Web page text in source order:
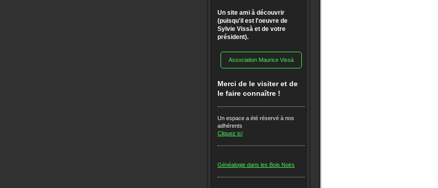
Un site ami à découvrir
(puisqu'il est l'oeuvre de
Sylvie Vissà et de votre
président).
Association Maurice Vissà
Merci de le visiter et de
le faire connaître !
Un espace a été réservé à nos
adhérents
Cliquez ici
Généalogie dans les Bois Noirs